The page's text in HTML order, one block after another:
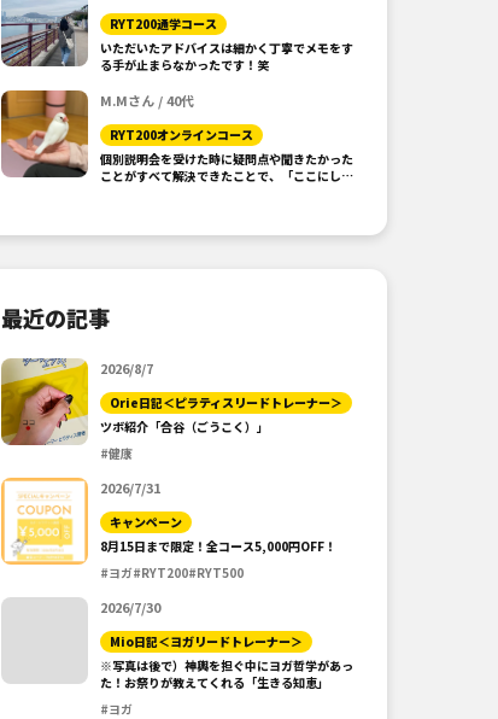
RYT200通学コース
いただいたアドバイスは細かく丁寧でメモをす
る手が止まらなかったです！笑
M.Mさん / 40代
RYT200オンラインコース
個別説明会を受けた時に疑問点や聞きたかった
ことがすべて解決できたことで、「ここにしよ
最近の記事
2026/8/7
Orie日記＜ピラティスリードトレーナー＞
ツボ紹介「合谷（ごうこく）」
#健康
2026/7/31
キャンペーン
8月15日まで限定！全コース5,000円OFF！
#ヨガ#RYT200#RYT500
2026/7/30
Mio日記＜ヨガリードトレーナー＞
※写真は後で）神輿を担ぐ中にヨガ哲学があっ
た！お祭りが教えてくれる「生きる知恵」
#ヨガ